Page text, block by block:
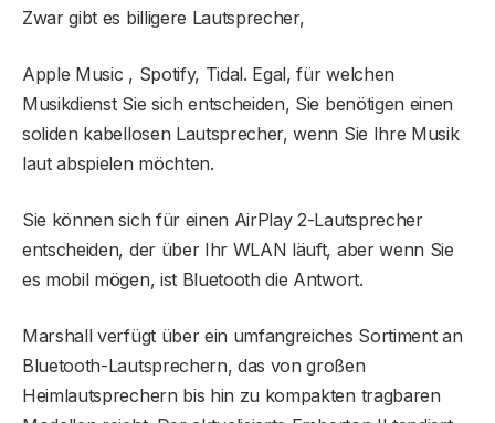
Zwar gibt es billigere Lautsprecher,
Apple Music , Spotify, Tidal. Egal, für welchen
Musikdienst Sie sich entscheiden, Sie benötigen einen
soliden kabellosen Lautsprecher, wenn Sie Ihre Musik
laut abspielen möchten.
Sie können sich für einen AirPlay 2-Lautsprecher
entscheiden, der über Ihr WLAN läuft, aber wenn Sie
es mobil mögen, ist Bluetooth die Antwort.
Marshall verfügt über ein umfangreiches Sortiment an
Bluetooth-Lautsprechern, das von großen
Heimlautsprechern bis hin zu kompakten tragbaren